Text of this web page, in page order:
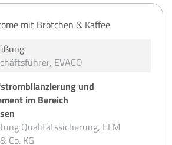
mit Brötchen & Kaffee
EVACO
und
im Bereich
Qualitätssicherung, ELM
Co. KG